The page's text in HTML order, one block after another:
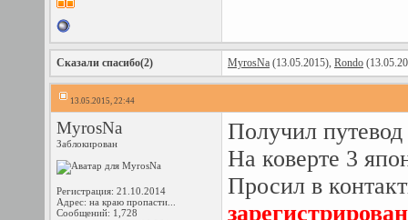
Сказали спасибо(2) MyrosNa (13.05.2015), Rondo
13.05.2015, 22:44
MyrosNa
Заблокирован
Регистрация: 21.10.2014
Адрес: на краю пропасти...
Сообщений: 1,728
Получил путевод
На коверте 3
Просил в